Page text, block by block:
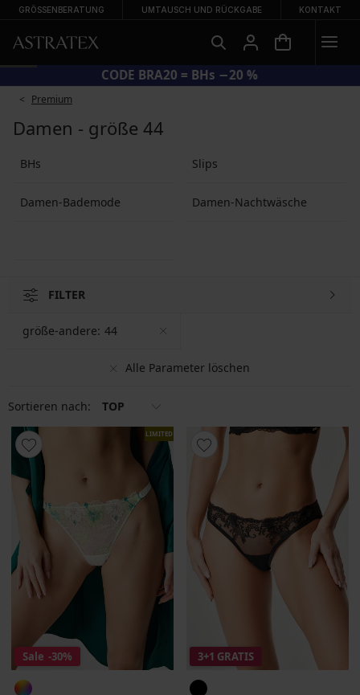
GRÖSSENBERATUNG UMTAUSCH UND RÜCKGABE KONTAKT
CODE BRA20 = BHs −20 %
Premium
Damen - größe 44
BHs Slips
Damen-Bademode Damen-Nachtwäsche
FILTER
Alle Parameter löschen
größe-andere: 44
Sortieren nach: TOP
LIMITED
Sale -30% 3+1 GRATIS